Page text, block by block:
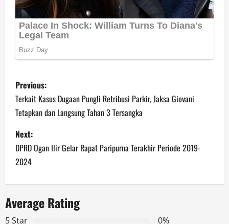
P
o
s
t
n
a
v
Previous:
Terkait Kasus Dugaan Pungli Retribusi Parkir, Jaksa Giovani
Tetapkan dan Langsung Tahan 3 Tersangka
Next:
DPRD Ogan Ilir Gelar Rapat Paripurna Terakhir Periode 2019-
2024
Average Rating
5 Star
0%